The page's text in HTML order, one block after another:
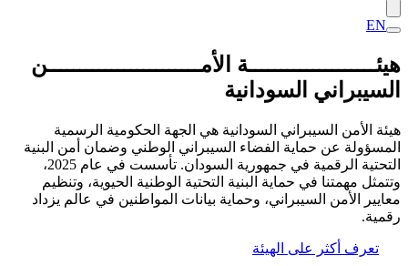
EN
الأمــــــــــــــــــــــــن
السودانية
الأمن السيبراني السودانية هي الجهة الحكومية الرسمية
عن حماية الفضاء السيبراني الوطني وضمان أمن البنية
التحتية الرقمية في جمهورية السودان. تأسست في عام 2025،
مهمتنا في حماية البنية التحتية الوطنية الحيوية، وتنظيم
الأمن السيبراني، وحماية بيانات المواطنين في عالم يزداد
تعرف أكثر على الهيئة